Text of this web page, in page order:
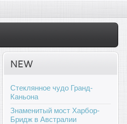
NEW
Стеклянное чудо Гранд-
Каньона
Знаменитый мост Харбор-
Бридж в Австралии